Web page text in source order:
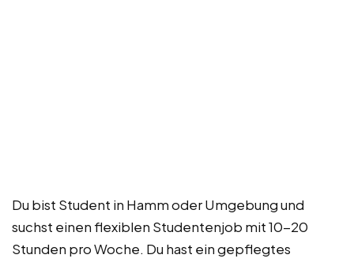
Du bist Student in Hamm oder Umgebung und
suchst einen flexiblen Studentenjob mit 10-20
Stunden pro Woche. Du hast ein gepflegtes